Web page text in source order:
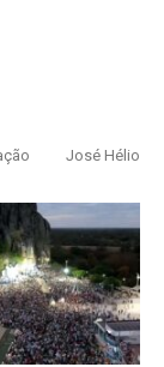
José Hélio